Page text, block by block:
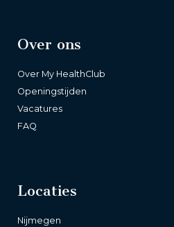
Over ons
Over My HealthClub
Openingstijden
Vacatures
FAQ
Locaties
Nijmegen